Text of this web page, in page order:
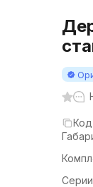
Код
Серии